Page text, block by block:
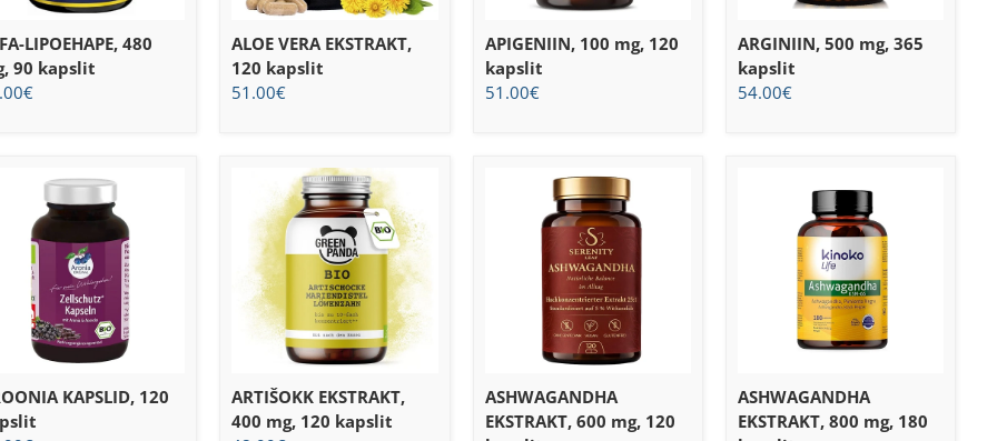
LIPOEHAPE, 480
90 kapslit
€
ALOE VERA EKSTRAKT,
120 kapslit
51.00€
APIGENIIN, 100 mg, 120
kapslit
51.00€
ARGINIIN, 500 mg, 365
kapslit
54.00€
KAPSLID, 120
ARTIŠOKK EKSTRAKT,
400 mg, 120 kapslit
ASHWAGANDHA
EKSTRAKT, 600 mg, 120
ASHWAGANDHA
EKSTRAKT, 800 mg, 180